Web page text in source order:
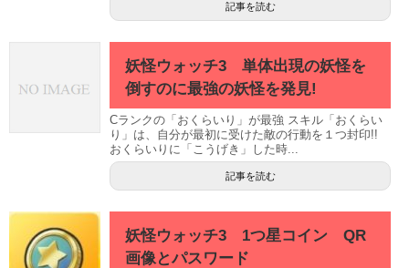
記事を読む
妖怪ウォッチ3 単体出現の妖怪を
倒すのに最強の妖怪を発見!
Cランクの「おくらいり」が最強 スキル「おくらい
り」は、自分が最初に受けた敵の行動を１つ封印!!
おくらいりに「こうげき」した時...
記事を読む
妖怪ウォッチ3 1つ星コイン QR
画像とパスワード